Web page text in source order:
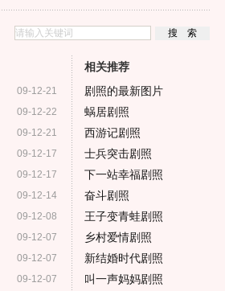
09-12-21
09-12-22
09-12-21
09-12-17
09-12-17
09-12-14
09-12-08
09-12-07
09-12-07
09-12-07
相关推荐
剧照的最新图片
蜗居剧照
西游记剧照
士兵突击剧照
下一站幸福剧照
奋斗剧照
王子变青蛙剧照
乡村爱情剧照
新结婚时代剧照
叫一声妈妈剧照